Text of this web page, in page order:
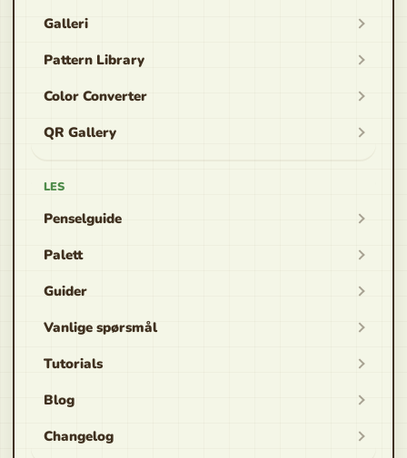
Galleri
Pattern Library
Color Converter
QR Gallery
LES
Penselguide
Palett
Guider
Vanlige spørsmål
Tutorials
Blog
Changelog